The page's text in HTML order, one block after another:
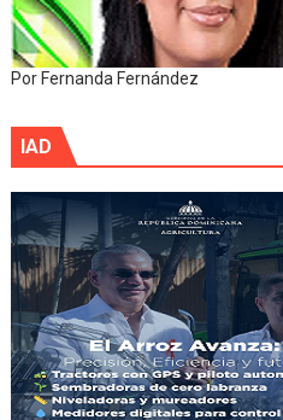
Por Fernanda Fernández
IAD